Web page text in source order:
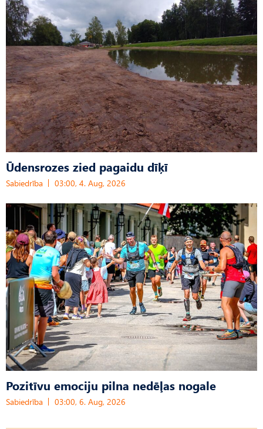
Ūdensrozes zied pagaidu dīķī
Sabiedrība 03:00, 4. Aug, 2026
Pozitīvu emociju pilna nedēļas nogale
Sabiedrība 03:00, 6. Aug, 2026